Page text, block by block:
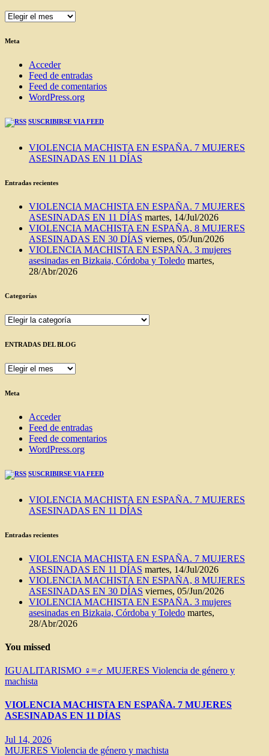
ENTRADAS
BLOG
Meta
Acceder
Feed de entradas
Feed de comentarios
WordPress.org
SUSCRIBIRSE VIA FEED
VIOLENCIA MACHISTA EN ESPAÑA. 7 MUJERES
ASESINADAS EN 11 DÍAS
Entradas recientes
VIOLENCIA MACHISTA EN ESPAÑA. 7 MUJERES
ASESINADAS EN 11 DÍAS martes, 14/Jul/2026
VIOLENCIA MACHISTA EN ESPAÑA, 8 MUJERES
ASESINADAS EN 30 DÍAS viernes, 05/Jun/2026
VIOLENCIA MACHISTA EN ESPAÑA. 3 mujeres
asesinadas en Bizkaia, Córdoba y Toledo martes,
28/Abr/2026
Categorías
Categorías
ENTRADAS DEL BLOG
ENTRADAS
BLOG
Meta
Acceder
Feed de entradas
Feed de comentarios
WordPress.org
SUSCRIBIRSE VIA FEED
VIOLENCIA MACHISTA EN ESPAÑA. 7 MUJERES
ASESINADAS EN 11 DÍAS
Entradas recientes
VIOLENCIA MACHISTA EN ESPAÑA. 7 MUJERES
ASESINADAS EN 11 DÍAS martes, 14/Jul/2026
VIOLENCIA MACHISTA EN ESPAÑA, 8 MUJERES
ASESINADAS EN 30 DÍAS viernes, 05/Jun/2026
VIOLENCIA MACHISTA EN ESPAÑA. 3 mujeres
asesinadas en Bizkaia, Córdoba y Toledo martes,
28/Abr/2026
You missed
IGUALITARISMO ♀=♂ MUJERES Violencia de género y
machista
VIOLENCIA MACHISTA EN ESPAÑA. 7 MUJERES
ASESINADAS EN 11 DÍAS
Jul 14, 2026
MUJERES Violencia de género y machista